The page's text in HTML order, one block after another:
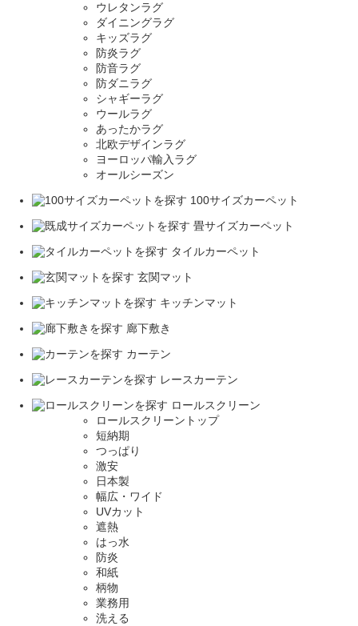
ウレタンラグ
ダイニングラグ
キッズラグ
防炎ラグ
防音ラグ
防ダニラグ
シャギーラグ
ウールラグ
あったかラグ
北欧デザインラグ
ヨーロッパ輸入ラグ
オールシーズン
100サイズカーペット
畳サイズカーペット
タイルカーペット
玄関マット
キッチンマット
廊下敷き
カーテン
レースカーテン
ロールスクリーン
ロールスクリーントップ
短納期
つっぱり
激安
日本製
幅広・ワイド
UVカット
遮熱
はっ水
防炎
和紙
柄物
業務用
洗える